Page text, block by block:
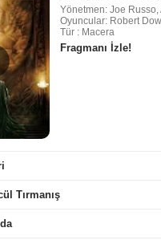
Yönetmen: Joe Russo,
Oyuncular: Robert
Tür : Macera
Fragmanı İzle!
Tırmanış